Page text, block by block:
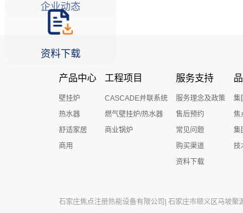
资料下载
企业动态
产品中心
壁挂炉
热水器
舒适家居
商用
工程项目
CASCADE并联系统
燃气壁挂炉/热水器
商业锅炉
服务支持
服务理念及政策
售后预约
常见问题
购买渠道
资料下载
集
焦
集
技
石家庄焦点注册热能设备有限公司| 石家庄市顺义区马坡